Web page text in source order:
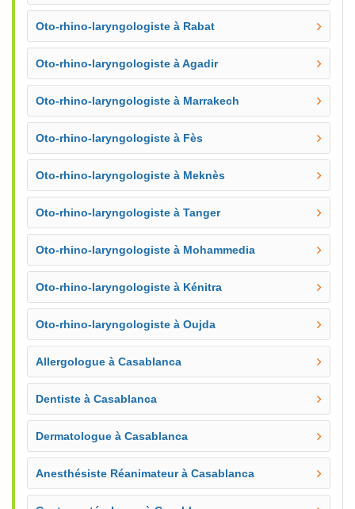
Oto-rhino-laryngologiste à Rabat
Oto-rhino-laryngologiste à Agadir
Oto-rhino-laryngologiste à Marrakech
Oto-rhino-laryngologiste à Fès
Oto-rhino-laryngologiste à Meknès
Oto-rhino-laryngologiste à Tanger
Oto-rhino-laryngologiste à Mohammedia
Oto-rhino-laryngologiste à Kénitra
Oto-rhino-laryngologiste à Oujda
Allergologue à Casablanca
Dentiste à Casablanca
Dermatologue à Casablanca
Anesthésiste Réanimateur à Casablanca